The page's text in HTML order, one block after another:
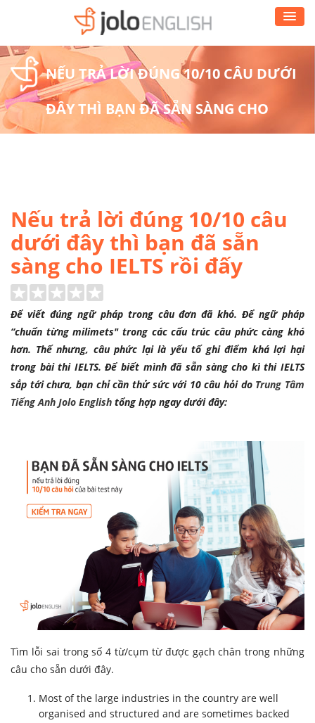
NẾU TRẢ LỜI ĐÚNG 10/10 CÂU DƯỚI
ĐÂY THÌ BẠN ĐÃ SẴN SÀNG CHO
Nếu trả lời đúng 10/10 câu
dưới đây thì bạn đã sẵn
sàng cho IELTS rồi đấy
Để viết đúng ngữ pháp trong câu đơn đã khó. Để ngữ pháp
“chuẩn từng milimets" trong các cấu trúc câu phức càng khó
hơn. Thế nhưng, câu phức lại là yếu tố ghi điểm khá lợi hại
trong bài thi IELTS. Để biết mình đã sẵn sàng cho kì thi IELTS
sắp tới chưa, bạn chỉ cần thử sức với 10 câu hỏi do Trung Tâm
Tiếng Anh Jolo English tổng hợp ngay dưới đây:
Tìm lỗi sai trong số 4 từ/cụm từ được gạch chân trong những
câu cho sẵn dưới đây.
Most ofthe large industries in the country are well
organised and structured and are sometimes backed